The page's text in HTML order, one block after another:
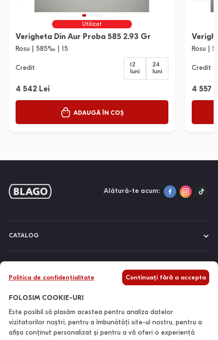
Utilizat
Verigheta Din Aur Proba 585 2.93 Gr
Rosu | 585‰ | 15
Credit
12
luni
24
luni
4 542 Lei
ADAUGĂ ÎN COȘ
Rosu |
Credit
4 557
Alătură-te acum:
CATALOG
INFORMAȚII
CONTACTE
Politica de confidențialitate Continuați fără a accepta
FOLOSIM COOKIE-URI
Este posibil să plasăm acestea pentru analiza datelor
vizitatorilor noștri, pentru a îmbunătăți site-ul nostru, pentru a
afișa conținut personalizat și pentru a vă oferi o experiență